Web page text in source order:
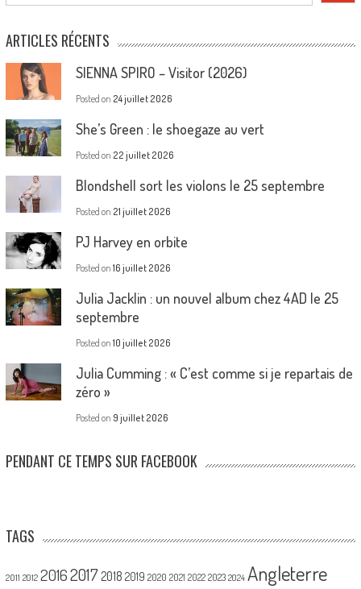
ARTICLES RÉCENTS
SIENNA SPIRO – Visitor (2026)
Posted on 24 juillet 2026
She’s Green : le shoegaze au vert
Posted on 22 juillet 2026
Blondshell sort les violons le 25 septembre
Posted on 21 juillet 2026
PJ Harvey en orbite
Posted on 16 juillet 2026
Julia Jacklin : un nouvel album chez 4AD le 25
septembre
Posted on 10 juillet 2026
Julia Cumming : « C’est comme si je repartais de
zéro »
Posted on 9 juillet 2026
PENDANT CE TEMPS SUR FACEBOOK
TAGS
2011 2012 20162017 2018 2019 2020 2021 2022 2023 2024 Angleterre